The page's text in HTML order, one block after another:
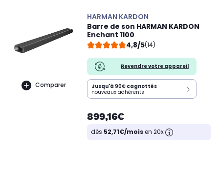
Comparer
HARMAN KARDON
Barre de son HARMAN KARDON
Enchant 1100
4,8/5(14)
Revendre votre appareil
Jusqu'à 90€ cagnottés
nouveaux adhérents
899,16€
dès 52,71€/moisen 20x